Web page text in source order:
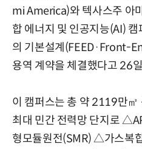
mi America)와 텍사스주 아
합 에너지 및 인공지능(AI)
의 기본설계(FEED·Front-
용역 계약을 체결했다고 26
이 캠퍼스는 총 약 2119만㎡
최대 민간 전력망 단지로
형모듈원전(SMR) △가스복